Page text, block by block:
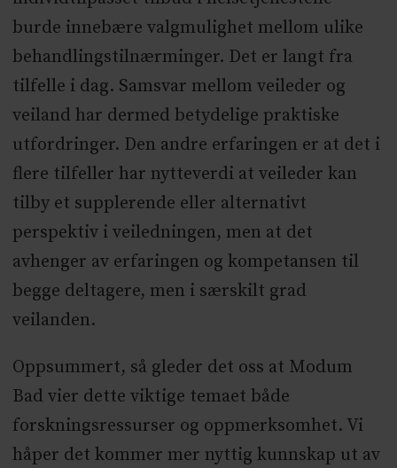
burde innebære valgmulighet mellom ulike
behandlingstilnærminger. Det er langt fra
tilfelle i dag. Samsvar mellom veileder og
veiland har dermed betydelige praktiske
utfordringer. Den andre erfaringen er at det i
flere tilfeller har nytteverdi at veileder kan
tilby et supplerende eller alternativt
perspektiv i veiledningen, men at det
avhenger av erfaringen og kompetansen til
begge deltagere, men i særskilt grad
veilanden.
Oppsummert, så gleder det oss at Modum
Bad vier dette viktige temaet både
forskningsressurser og oppmerksomhet. Vi
håper det kommer mer nyttig kunnskap ut av